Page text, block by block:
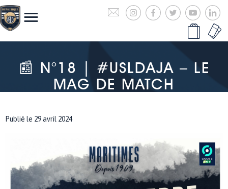
📰 N°18 | #USLDAJA – LE
MAG DE MATCH
Publié le 29 avril 2024